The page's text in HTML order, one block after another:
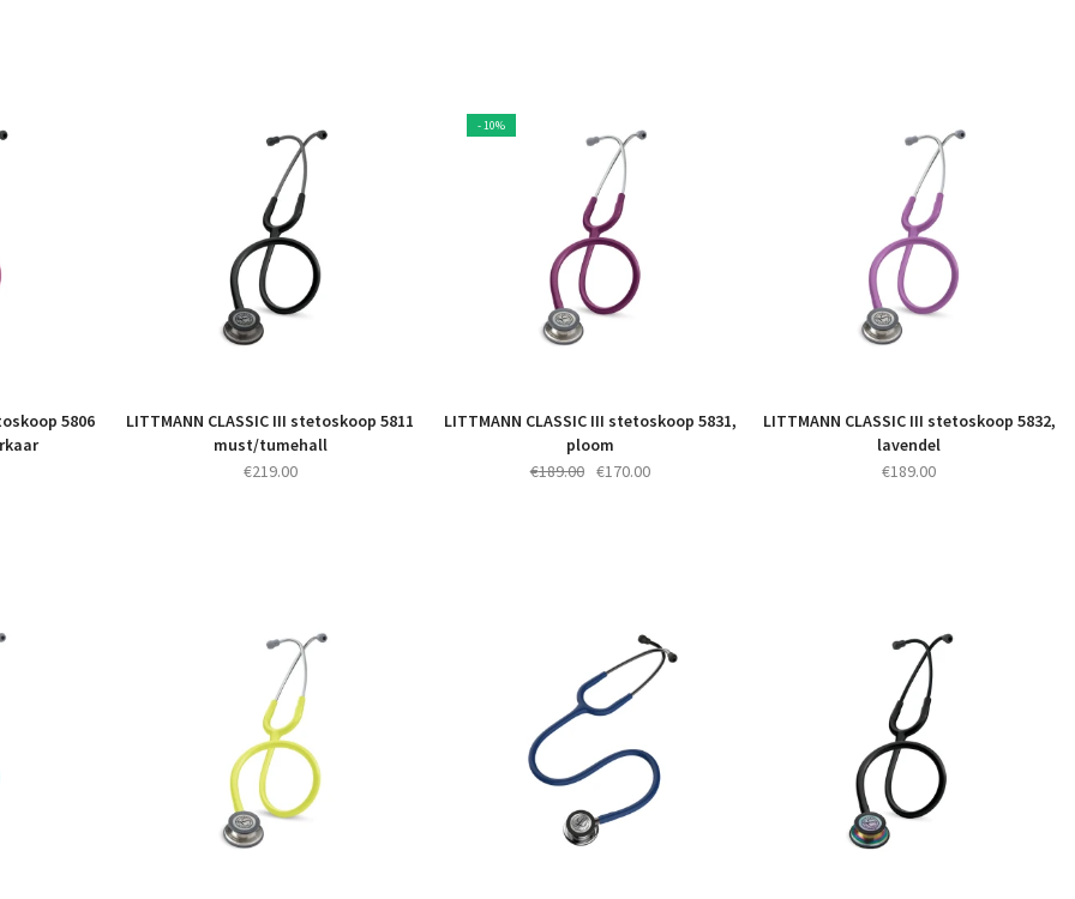
5806
LITTMANN CLASSIC III stetoskoop 5811
must/tumehall
€219.00
- 10%
LITTMANN CLASSIC III stetoskoop 5831,
ploom
€189.00 Algne
€170.00Praegune
LITTMANN CLASSIC III stetoskoop 5832,
lavendel
€189.00